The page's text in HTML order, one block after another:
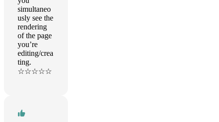
simultaneo
usly see the
rendering
of the page
you’re
editing/crea
ting.
☆☆☆☆☆